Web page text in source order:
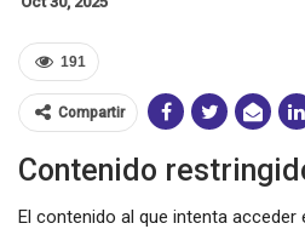
191
Compartir
Contenido
El contenido al que intenta acceder